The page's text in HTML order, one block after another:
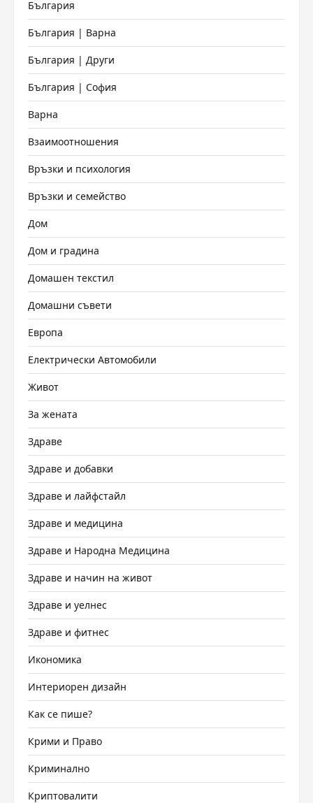
България
България | Варна
България | Други
България | София
Варна
Взаимоотношения
Връзки и психология
Връзки и семейство
Дом
Дом и градина
Домашен текстил
Домашни съвети
Европа
Електрически Автомобили
Живот
За жената
Здраве
Здраве и добавки
Здраве и лайфстайл
Здраве и медицина
Здраве и Народна Медицина
Здраве и начин на живот
Здраве и уелнес
Здраве и фитнес
Икономика
Интериорен дизайн
Как се пише?
Крими и Право
Криминално
Криптовалити